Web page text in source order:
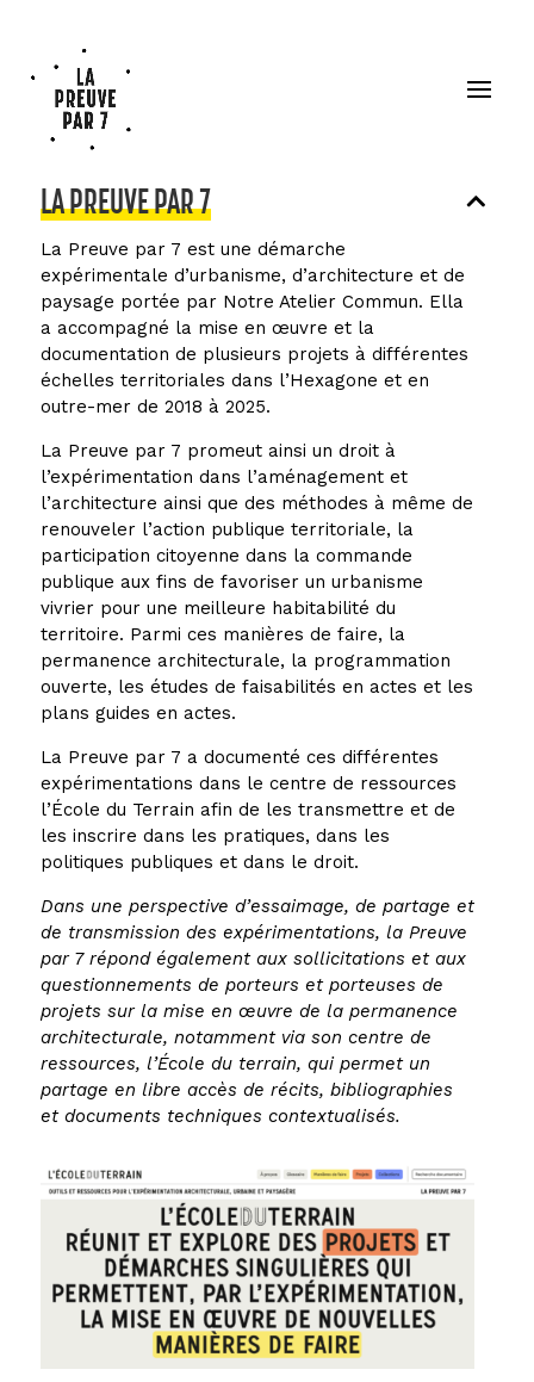
LA PREUVE PAR 7
La Preuve par 7 est une démarche
expérimentale d’urbanisme, d’architecture et de
paysage portée par Notre Atelier Commun. Ella
a accompagné la mise en œuvre et la
documentation de plusieurs projets à différentes
échelles territoriales dans l’Hexagone et en
outre-mer de 2018 à 2025.
La Preuve par 7 promeut ainsi un droit à
l’expérimentation dans l’aménagement et
l’architecture ainsi que des méthodes à même de
renouveler l’action publique territoriale, la
participation citoyenne dans la commande
publique aux fins de favoriser un urbanisme
vivrier pour une meilleure habitabilité du
territoire. Parmi ces manières de faire, la
permanence architecturale, la programmation
ouverte, les études de faisabilités en actes et les
plans guides en actes.
La Preuve par 7 a documenté ces différentes
expérimentations dans le centre de ressources
l’École du Terrain afin de les transmettre et de
les inscrire dans les pratiques, dans les
politiques publiques et dans le droit.
Dans une perspective d’essaimage, de partage et
de transmission des expérimentations, la Preuve
par 7 répond également aux sollicitations et aux
questionnements de porteurs et porteuses de
projets sur la mise en œuvre de la permanence
architecturale, notamment via son centre de
ressources, l’École du terrain, qui permet un
partage en libre accès de récits, bibliographies
et documents techniques contextualisés.